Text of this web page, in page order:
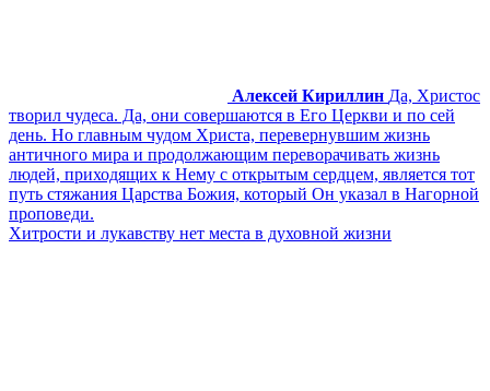
Алексей Кириллин Да, Христос
творил чудеса. Да, они совершаются в Его Церкви и по сей
день. Но главным чудом Христа, перевернувшим жизнь
античного мира и продолжающим переворачивать жизнь
людей, приходящих к Нему с открытым сердцем, является тот
путь стяжания Царства Божия, который Он указал в Нагорной
проповеди.
Хитрости и лукавству нет места в духовной жизни